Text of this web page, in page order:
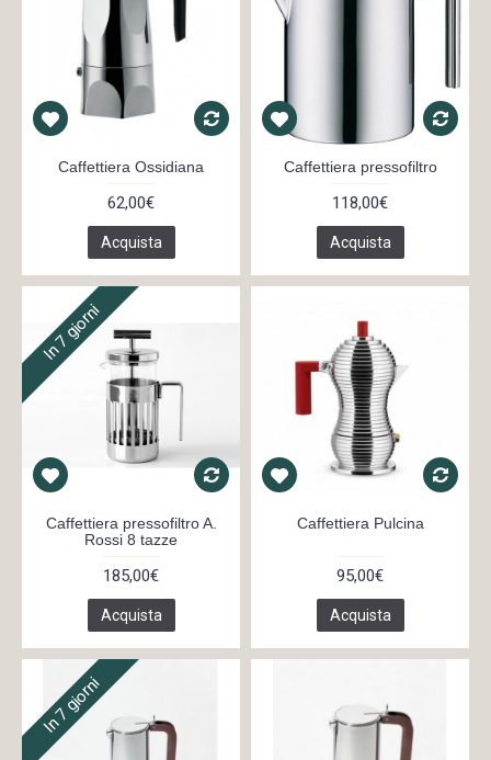
Caffettiera Ossidiana
62,00€
Acquista
Caffettiera pressofiltro
118,00€
Acquista
In 7 giorni
Caffettiera pressofiltro A.
Rossi 8 tazze
185,00€
Acquista
Caffettiera Pulcina
95,00€
Acquista
In 7 giorni